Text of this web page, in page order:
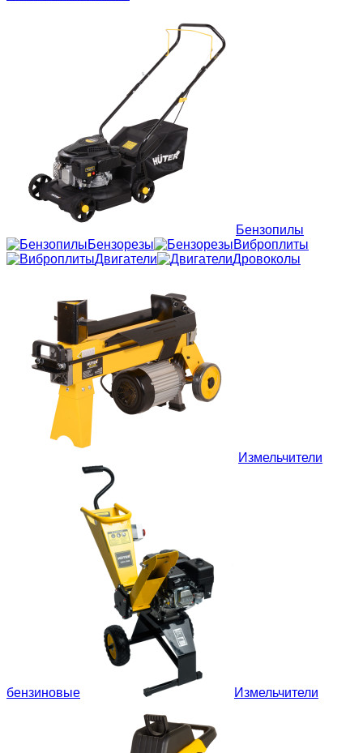
Бензопилы
Бензорезы
Виброплиты
Двигатели
Дровоколы
Измельчители
бензиновые Измельчители